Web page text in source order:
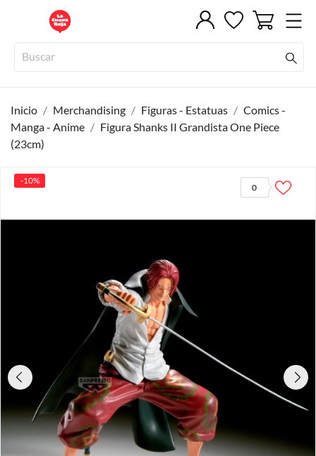
Inicio Merchandising Figuras - Estatuas
Comics -
Manga - Anime
Figura Shanks II Grandista One Piece
(23cm)
0
-10%